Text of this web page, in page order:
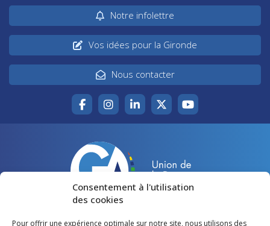
Consentement à l'utilisation
des cookies
Pour offrir une expérience optimale sur notre site, nous utilisons des
Notre infolettre
Vos idées pour la Gironde
Nous contacter